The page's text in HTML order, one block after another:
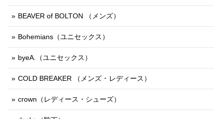
BEAVER of BOLTON （メンズ）
Bohemians（ユニセックス）
byeA.（ユニセックス）
COLD BREAKER （メンズ ･ レディース）
crown（レディース・シューズ）